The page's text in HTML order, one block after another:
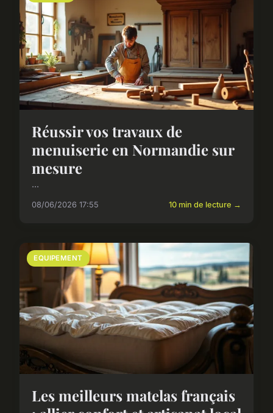
Réussir vos travaux de
menuiserie en Normandie sur
mesure
...
08/06/2026 17:55 10 min de lecture →
EQUIPEMENT
Les meilleurs matelas français